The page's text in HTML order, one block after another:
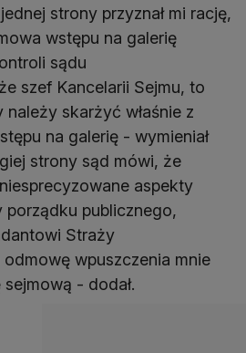
strony przyznał mi rację,
wstępu na galerię
sądu
szef Kancelarii Sejmu, to
skarżyć właśnie z
na galerię - wymieniał
strony sąd mówi, że
aspekty
porządku publicznego,
Straży
odmowę wpuszczenia mnie
- dodał.